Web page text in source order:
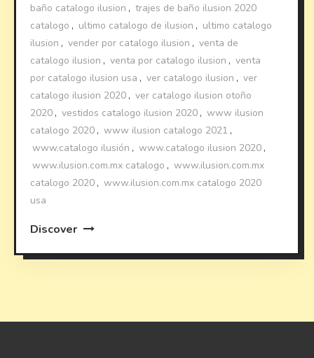
baño catalogo ilusion , trajes de baño ilusion 2020
catalogo , ultimo catalogo de ilusion , ultimo catalogo
ilusion , vender por catalogo ilusion , venta de
catalogo ilusion , venta por catalogo ilusion , venta
por catalogo ilusion usa , ver catalogo ilusion , ver
catalogo ilusion 2020 , ver catalogo ilusion otoño
2020 , vestidos catalogo ilusion 2020 , www ilusion
catalogo 2020 , www ilusion catalogo 2021 ,
www.catalogo ilusión , www.catalogo ilusion 2020 ,
www.ilusion.com.mx catalogo , www.ilusion.com.mx
catalogo 2020 , www.ilusion.com.mx catalogo 2020
usa
Discover